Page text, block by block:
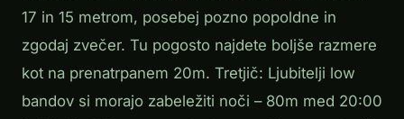
17 in 15 metrom, posebej pozno popoldne in
zgodaj zvečer. Tu pogosto najdete boljše razmere
kot na prenatrpanem 20m. Tretjič: Ljubitelji low
bandov si morajo zabeležiti noči – 80m med 20:00